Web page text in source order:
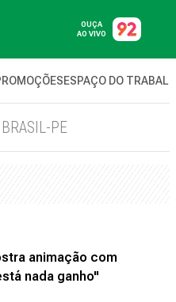
OUÇA
AO VIVO
ESPAÇO DO
BRASIL-PE
animação com
nada ganho"